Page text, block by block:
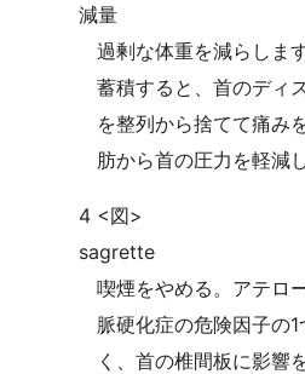
減量
過剰な体重を減らしま
蓄積すると、首のディ
を整列から捨てて痛み
肪から首の圧力を軽減
4 <図>
sagrette
喫煙をやめる。アテロ
脈硬化症の危険因子の
く、首の椎間板に影響